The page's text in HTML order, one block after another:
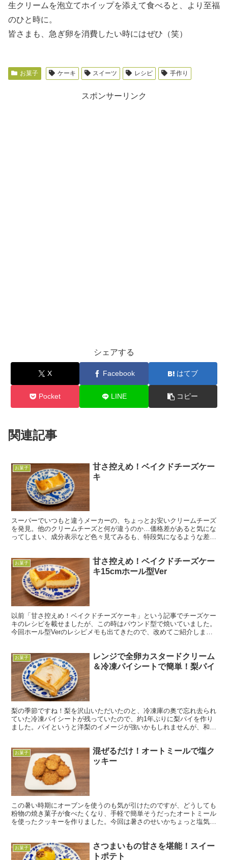
生クリームを泡立てホイップを添えて食べると、より至福
のひと時に。
皆さまも、急ぎ卵を消費したい時にはぜひ（笑）
お菓子 ケーキ スイーツ レシピ 手作り
スポンサーリンク
シェアする
X Facebook はてブ
Pocket LINE コピー
関連記事
お菓子
甘さ控えめ！ベイクドチーズケー
キ
スーパーでいつもと違うメーカーの、ちょっとお安いクリームチーズ
を発見。他のクリームチーズと何が違うのか…価格差があると気にな
ってしまい、成分表示など色々見てみるも、特段気になるような差は
お菓子
甘さ控えめ！ベイクドチーズケー
キ15cmホール型Ver
以前「甘さ控えめ！ベイクドチーズケーキ」という記事でチーズケー
キのレシピを載せましたが、この時はパウンド型で焼いていました。
今回ホール型Verのレシピメモも出てきたので、改めてご紹介します
お菓子
レンジで全卵カスタードクリーム
＆冷凍パイシートで簡単！梨パイ
梨の季節ですね！梨を沢山いただいたのと、冷凍庫の奥で忘れ去られ
ていた冷凍パイシートが残っていたので、約1年ぶりに梨パイを作り
ました。パイというと洋梨のイメージが強いかもしれませんが、和梨
お菓子
混ぜるだけ！オートミールで塩ク
ッキー
この暑い時期にオーブンを使うのも気が引けたのですが、どうしても
粉物の焼き菓子が食べたくなり、手軽で簡単そうだったオートミール
を使ったクッキーを作りました。今回は暑さのせいかちょっと塩気が
お菓子
さつまいもの甘さを堪能！スイー
トポテト